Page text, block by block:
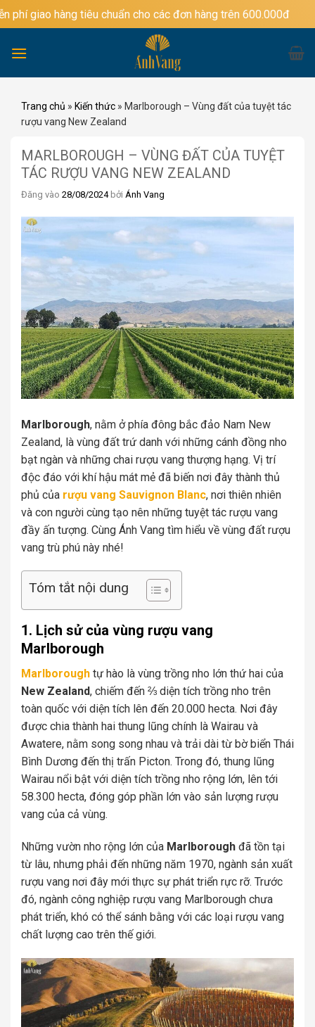
Bỏ
qua
dung
hàng tiêu chuẩn cho các đơn hàng trên 600.000đ
Trang chủ » Kiến thức » Marlborough – Vùng đất của tuyệt tác
rượu vang New Zealand
MARLBOROUGH – VÙNG ĐẤT CỦA TUYỆT
TÁC RƯỢU VANG NEW ZEALAND
Đăng vào 28/08/2024 bởi Ánh Vang
Marlborough, nằm ở phía đông bắc đảo Nam New
Zealand, là vùng đất trứ danh với những cánh đồng nho
bạt ngàn và những chai rượu vang thượng hạng. Vị trí
độc đáo với khí hậu mát mẻ đã biến nơi đây thành thủ
phủ của rượu vang Sauvignon Blanc, nơi thiên nhiên
và con người cùng tạo nên những tuyệt tác rượu vang
đầy ấn tượng. Cùng Ánh Vang tìm hiểu về vùng đất rượu
vang trù phú này nhé!
Tóm tắt nội dung
1. Lịch sử của vùng rượu vang
Marlborough
Marlborough tự hào là vùng trồng nho lớn thứ hai của
New Zealand, chiếm đến ⅔ diện tích trồng nho trên
toàn quốc với diện tích lên đến 20.000 hecta. Nơi đây
được chia thành hai thung lũng chính là Wairau và
Awatere, nằm song song nhau và trải dài từ bờ biển Thái
Bình Dương đến thị trấn Picton. Trong đó, thung lũng
Wairau nổi bật với diện tích trồng nho rộng lớn, lên tới
58.300 hecta, đóng góp phần lớn vào sản lượng rượu
vang của cả vùng.
Những vườn nho rộng lớn của Marlborough đã tồn tại
từ lâu, nhưng phải đến những năm 1970, ngành sản xuất
rượu vang nơi đây mới thực sự phát triển rực rỡ. Trước
đó, ngành công nghiệp rượu vang Marlborough chưa
phát triển, khó có thể sánh bằng với các loại rượu vang
chất lượng cao trên thế giới.